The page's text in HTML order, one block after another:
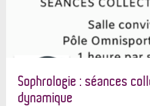
Sophrologie : séances
dynamique